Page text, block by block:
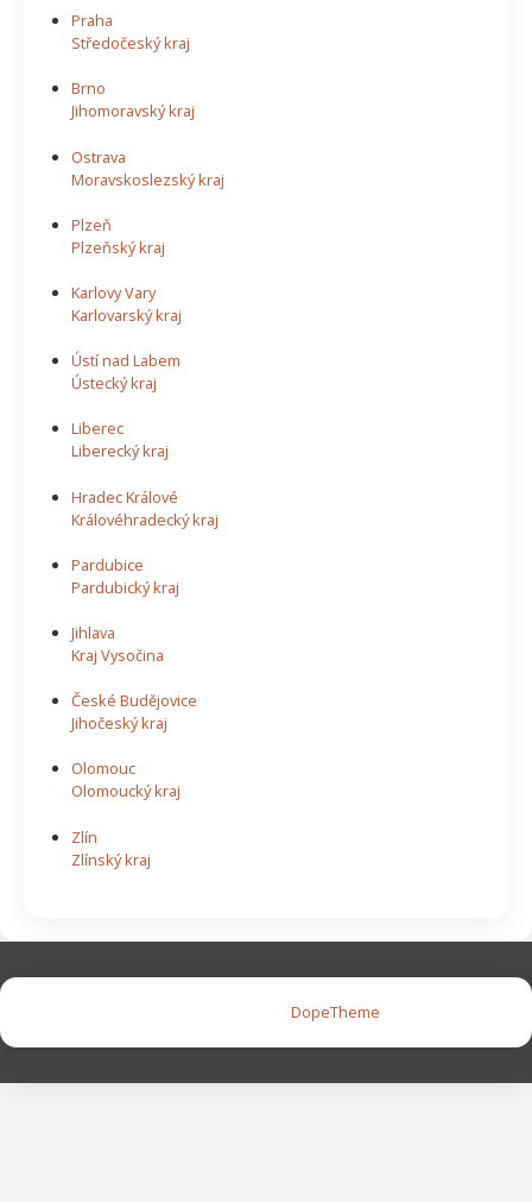
Praha
Středočeský kraj
Brno
Jihomoravský kraj
Ostrava
Moravskoslezský kraj
Plzeň
Plzeňský kraj
Karlovy Vary
Karlovarský kraj
Ústí nad Labem
Ústecký kraj
Liberec
Liberecký kraj
Hradec Králové
Královéhradecký kraj
Pardubice
Pardubický kraj
Jihlava
Kraj Vysočina
České Budějovice
Jihočeský kraj
Olomouc
Olomoucký kraj
Zlín
Zlínský kraj
DopeTheme